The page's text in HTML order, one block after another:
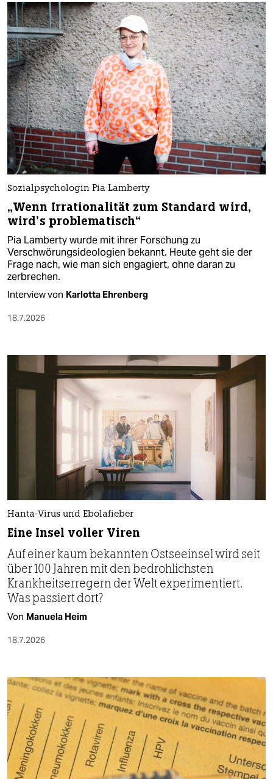
Sozialpsychologin Pia Lamberty
„Wenn Irrationalität zum Standard wird,
wird’s problematisch“
Pia Lamberty wurde mit ihrer Forschung zu
Verschwörungsideologien bekannt. Heute geht sie der
Frage nach, wie man sich engagiert, ohne daran zu
zerbrechen.
Interview von Karlotta Ehrenberg
18.7.2026
Hanta-Virus und Ebolafieber
Eine Insel voller Viren
Auf einer kaum bekannten Ostseeinsel wird seit
über 100 Jahren mit den bedrohlichsten
Krankheitserregern der Welt experimentiert.
Was passiert dort?
Von Manuela Heim
18.7.2026